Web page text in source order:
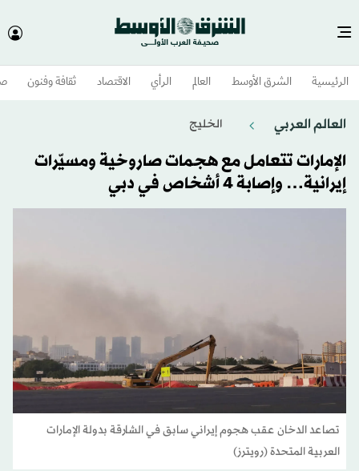
الرئيسية الشرق الأوسط​ العالم الرأي الاقتصاد ثقافة وفنون
العالم العربي الخليج
الإمارات تتعامل مع هجمات صاروخية ومسيّرات
إيرانية… وإصابة 4 أشخاص في دبي
تصاعد الدخان عقب هجوم إيراني سابق في الشارقة بدولة الإمارات
العربية المتحدة (رويترز)